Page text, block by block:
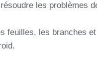
les problèmes
les branches